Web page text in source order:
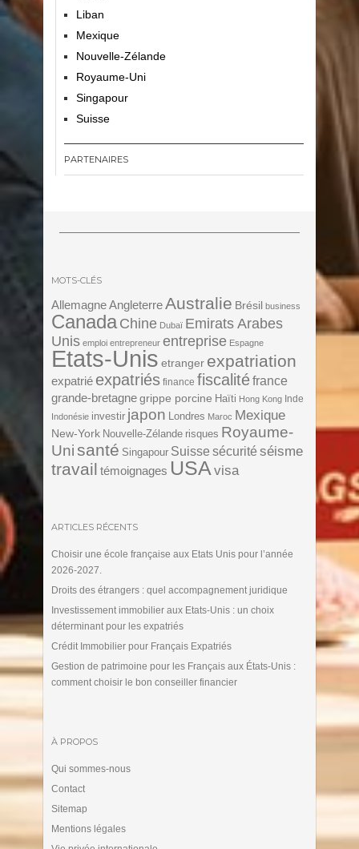
Liban
Mexique
Nouvelle-Zélande
Royaume-Uni
Singapour
Suisse
PARTENAIRES
MOTS-CLÉS
Allemagne AngleterreAustralie Brésil business
Canada Chine Dubaï Emirats Arabes
Unis emploi entrepreneur entreprise Espagne
Etats-Unis etranger expatriation
expatrié expatriés finance fiscalitéfrance
grande-bretagne grippe porcine Haïti Hong Kong Inde
Indonésie investir japon Londres Maroc Mexique
New-York Nouvelle-Zélande risques Royaume-
Unisanté Singapour Suisse sécurité séisme
travail témoignages USA visa
ARTICLES RÉCENTS
Choisir une école française aux Etats Unis pour l’année
2026-2027.
Droits des étrangers : quel accompagnement juridique
Investissement immobilier aux Etats-Unis : un choix
déterminant pour les expatriés
Crédit Immobilier pour Français Expatriés
Gestion de patrimoine pour les Français aux États-Unis :
comment choisir le bon conseiller financier
À PROPOS
Qui sommes-nous
Contact
Sitemap
Mentions légales